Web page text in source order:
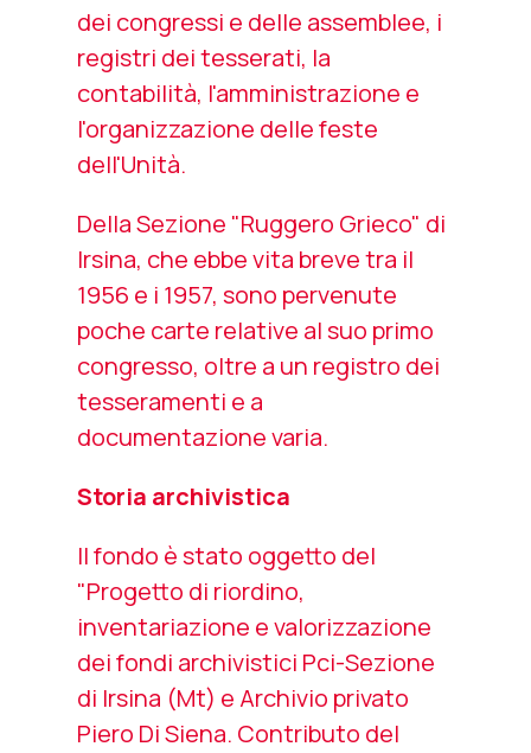
dei congressi e delle assemblee, i
registri dei tesserati, la
contabilità, l'amministrazione e
l'organizzazione delle feste
dell'Unità.
Della Sezione "Ruggero Grieco" di
Irsina, che ebbe vita breve tra il
1956 e i 1957, sono pervenute
poche carte relative al suo primo
congresso, oltre a un registro dei
tesseramenti e a
documentazione varia.
Storia archivistica
Il fondo è stato oggetto del
"Progetto di riordino,
inventariazione e valorizzazione
dei fondi archivistici Pci-Sezione
di Irsina (Mt) e Archivio privato
Piero Di Siena. Contributo del